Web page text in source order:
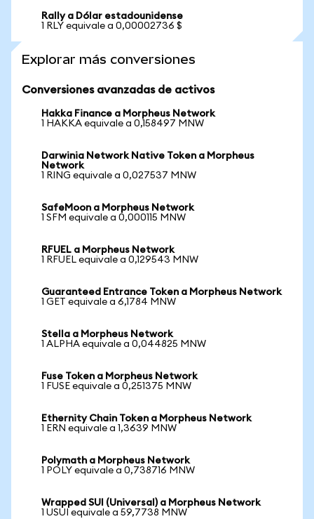
Rally a Dólar estadounidense
1 RLY equivale a 0,00002736 $
Explorar más conversiones
Conversiones avanzadas de activos
Hakka Finance a Morpheus Network
1 HAKKA equivale a 0,158497 MNW
Darwinia Network Native Token a Morpheus
Network
1 RING equivale a 0,027537 MNW
SafeMoon a Morpheus Network
1 SFM equivale a 0,000115 MNW
RFUEL a Morpheus Network
1 RFUEL equivale a 0,129543 MNW
Guaranteed Entrance Token a Morpheus Network
1 GET equivale a 6,1784 MNW
Stella a Morpheus Network
1 ALPHA equivale a 0,044825 MNW
Fuse Token a Morpheus Network
1 FUSE equivale a 0,251375 MNW
Ethernity Chain Token a Morpheus Network
1 ERN equivale a 1,3639 MNW
Polymath a Morpheus Network
1 POLY equivale a 0,738716 MNW
Wrapped SUI (Universal) a Morpheus Network
1 USUI equivale a 59,7738 MNW